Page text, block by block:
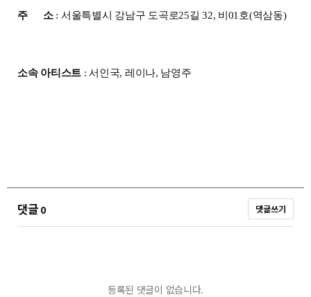
주 소: 서울특별시 강남구 도곡로25길 32, 비01호(역삼동)
소속 아티스트 : 서인국, 레이나, 남영주
댓글0 댓글쓰기
등록된 댓글이 없습니다.